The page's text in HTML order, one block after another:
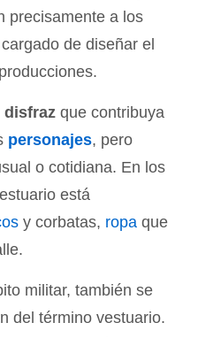
precisamente a los
de diseñar el
disfraz que contribuya
personajes, pero
o cotidiana. En los
está
y corbatas, ropa que
militar, también se
del término vestuario.